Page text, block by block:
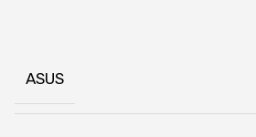
5.3
ASUS